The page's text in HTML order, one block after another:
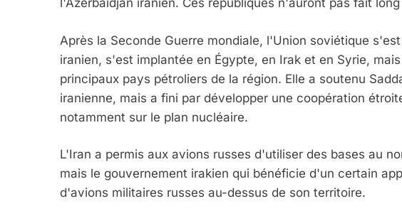
l'Azerbaïdjan iranien. Ces républiques n'auront pas fait
Après la Seconde Guerre mondiale, l'Union soviétique
iranien, s'est implantée en Égypte, en Irak et en Syrie,
principaux pays pétroliers de la région. Elle a soutenu
iranienne, mais a fini par développer une coopération
notamment sur le plan nucléaire.
L'Iran a permis aux avions russes d'utiliser des bases au
mais le gouvernement irakien qui bénéficie d'un certain
d'avions militaires russes au-dessus de son territoire.